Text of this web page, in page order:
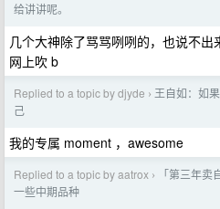
给讲讲呢。
几个大神除了骂骂咧咧的，也说不
网上吹 b
Replied to a topic by djyde › 王自如：如
己
我的专属 moment ，awesome
Replied to a topic by aatrox ›
「第三年
一些中期品种